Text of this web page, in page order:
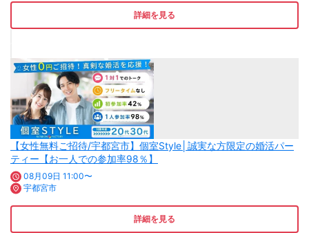
詳細を見る
【女性無料ご招待/宇都宮市】個室Style│誠実な方限定の婚活パー
ティー【お一人での参加率98％】
08月09日 11:00〜
宇都宮市
詳細を見る